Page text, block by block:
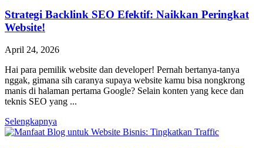
Strategi Backlink SEO Efektif: Naikkan Peringkat
Website!
April 24, 2026
Hai para pemilik website dan developer! Pernah bertanya-tanya
nggak, gimana sih caranya supaya website kamu bisa nongkrong
manis di halaman pertama Google? Selain konten yang kece dan
teknis SEO yang ...
Selengkapnya